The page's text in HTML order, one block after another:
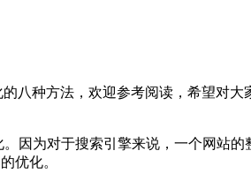
八种方法，欢迎参考阅读，希望对大
因为对于搜索引擎来说，一个网站的
优化。